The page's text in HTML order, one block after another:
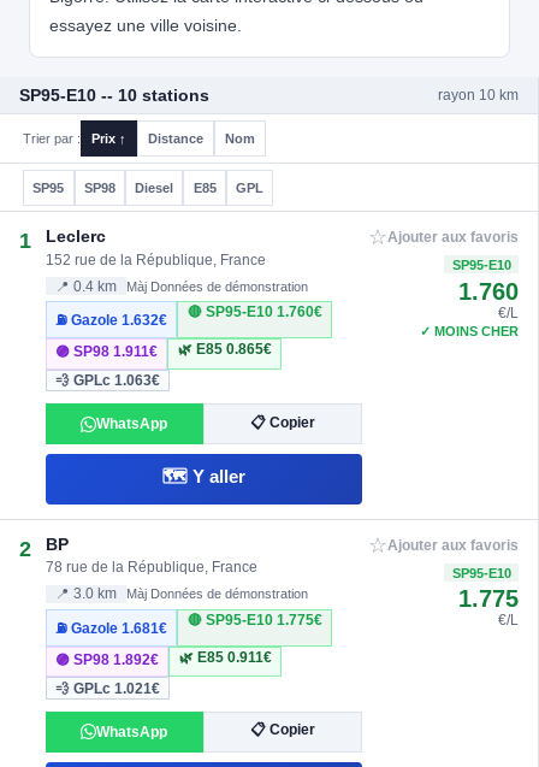
essayez une ville voisine.
SP95-E10 -- 10 stations rayon 10 km
Trier par : Prix ↑ Distance Nom
SP95 SP98 Diesel E85 GPL
1 Leclerc
152 rue de la République, France
📍 0.4 km Màj Données de démonstration
⛽ Gazole1.632€
🔴 SP95-E10 1.760€
🟣 SP981.911€ 🌿 E85 0.865€
💨 GPLc1.063€
WhatsApp 📋 Copier
🗺️ Y aller
☆Ajouter aux favoris
SP95-E10
1.760
€/L
✓ MOINS CHER
2 BP
78 rue de la République, France
📍 3.0 km Màj Données de démonstration
⛽ Gazole1.681€
🔴 SP95-E10 1.775€
🟣 SP981.892€ 🌿 E85 0.911€
💨 GPLc1.021€
WhatsApp 📋 Copier
☆Ajouter aux favoris
SP95-E10
1.775
€/L